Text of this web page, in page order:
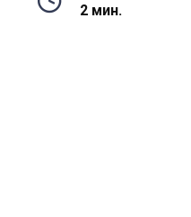
2 мин.